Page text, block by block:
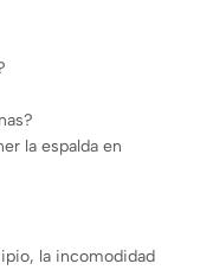
la espalda en
la incomodidad